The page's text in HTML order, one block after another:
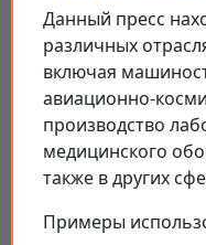
Данный пресс
различных
включая
авиационно-
производство
медицинского
также в других
Примеры